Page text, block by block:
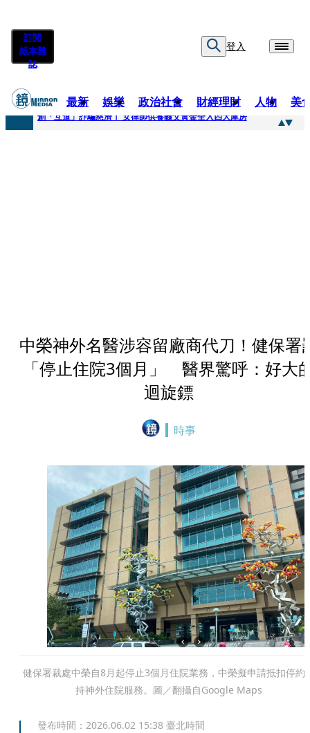
訂閱
紙本雜
誌
登入
最新 娛樂 政治社會 財經理財 人物 美
快訊
創「互道」詐騙慈濟！ 女律師供養義父黃金全入四大庫房
中榮神外名醫涉容留廠商代刀！健保署
「停止住院3個月」 醫界驚呼：好大
迴旋鏢
時事
健保署裁處中榮自8月起停止3個月住院業務，中榮擬申請抵扣停約
持神外住院服務。圖／翻攝自Google Maps
發布時間： 2026.06.02 15:38 臺北時間